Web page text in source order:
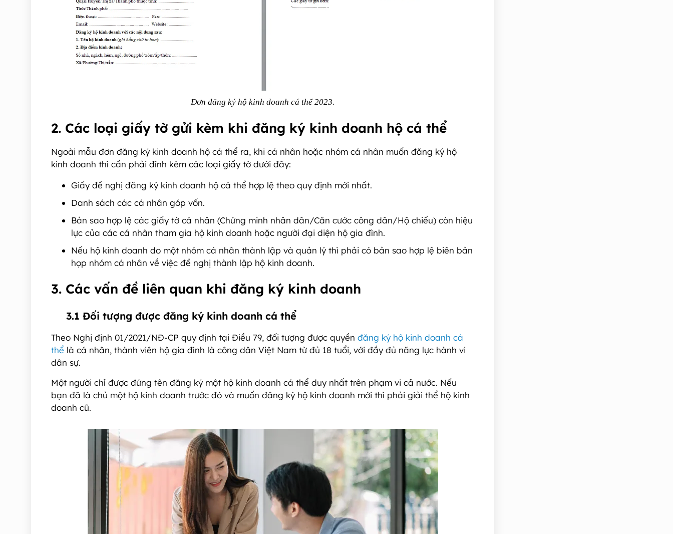
Đơn đăng ký hộ kinh doanh cá thể 2023.
2. Các loại giấy tờ gửi kèm khi đăng ký kinh doanh hộ cá thể
Ngoài mẫu đơn đăng ký kinh doanh hộ cá thể ra, khi cá nhân hoặc nhóm cá nhân muốn đăng ký hộ
kinh doanh thì cần phải đính kèm các loại giấy tờ dưới đây:
Giấy đề nghị đăng ký kinh doanh hộ cá thể hợp lệ theo quy định mới nhất.
Danh sách các cá nhân góp vốn.
Bản sao hợp lệ các giấy tờ cá nhân (Chứng minh nhân dân/Căn cước công dân/Hộ chiếu) còn hiệu
lực của các cá nhân tham gia hộ kinh doanh hoặc người đại diện hộ gia đình.
Nếu hộ kinh doanh do một nhóm cá nhân thành lập và quản lý thì phải có bản sao hợp lệ biên bản
họp nhóm cá nhân về việc đề nghị thành lập hộ kinh doanh.
3. Các vấn đề liên quan khi đăng ký kinh doanh
3.1 Đối tượng được đăng ký kinh doanh cá thể
Theo Nghị định 01/2021/NĐ-CP quy định tại Điều 79, đối tượng được quyền đăng ký hộ kinh doanh cá
thể là cá nhân, thành viên hộ gia đình là công dân Việt Nam từ đủ 18 tuổi, với đầy đủ năng lực hành vi
dân sự.
Một người chỉ được đứng tên đăng ký một hộ kinh doanh cá thể duy nhất trên phạm vi cả nước. Nếu
bạn đã là chủ một hộ kinh doanh trước đó và muốn đăng ký hộ kinh doanh mới thì phải giải thể hộ kinh
doanh cũ.